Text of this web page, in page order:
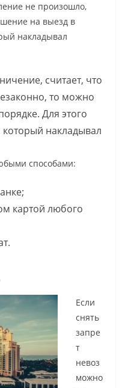
не произошло,
на выезд в
накладывал
считает, что
то можно
Для этого
который накладывал
способами:
картой любого
Если
снять
запре
т
невоз
можно